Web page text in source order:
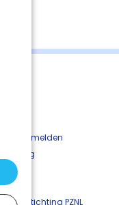
melden
© Stichting PZNL